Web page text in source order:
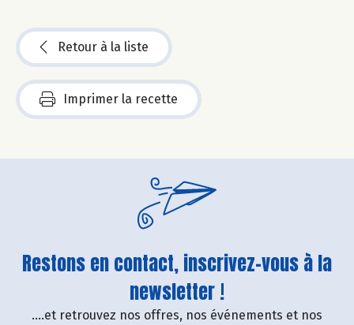
Retour à la liste
Imprimer la recette
Restons en contact, inscrivez-vous à la
newsletter !
....et retrouvez nos offres, nos événements et nos